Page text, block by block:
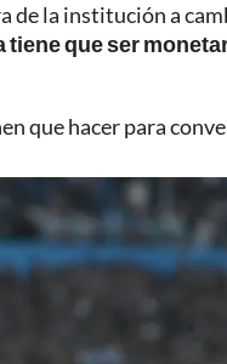
de la institución a
tiene que ser
que hacer para